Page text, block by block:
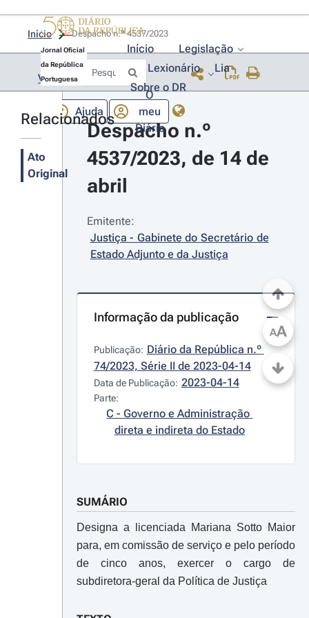
Jornal Oficial
da República
Portuguesa
Início
Legislação
Lexionário
Lia
Sobre o DR
Ajuda
O
meu
Diário
Início
Voltar
Relacionados
Ato
Original
Despacho n.º
4537/2023, de 14 de
abril
Emitente:
Justiça - Gabinete do Secretário de
Estado Adjunto e da Justiça
Informação da publicação
Publicação: Diário da República n.º
74/2023, Série II de 2023-04-14
Data de Publicação: 2023-04-14
Parte:
C - Governo e Administração
direta e indireta do Estado
SUMÁRIO
Designa a licenciada Mariana Sotto Maior
para, em comissão de serviço e pelo período
de cinco anos, exercer o cargo de
subdiretora-geral da Política de Justiça
AA